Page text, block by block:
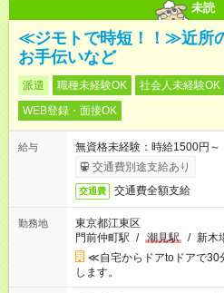
未読
≪ジモトで時短！！≫近所
お手伝いなど
派遣 職種未経験OK 社会人未経験OK
WEB登録・面接OK
給与
無資格未経験：時給1500円
交通費別途支給あり
交通費 交通費全額支給
勤務地
東京都江東区
門前仲町駅 / 潮見駅 / 新木
≪自宅からドアtoドアで30
します。